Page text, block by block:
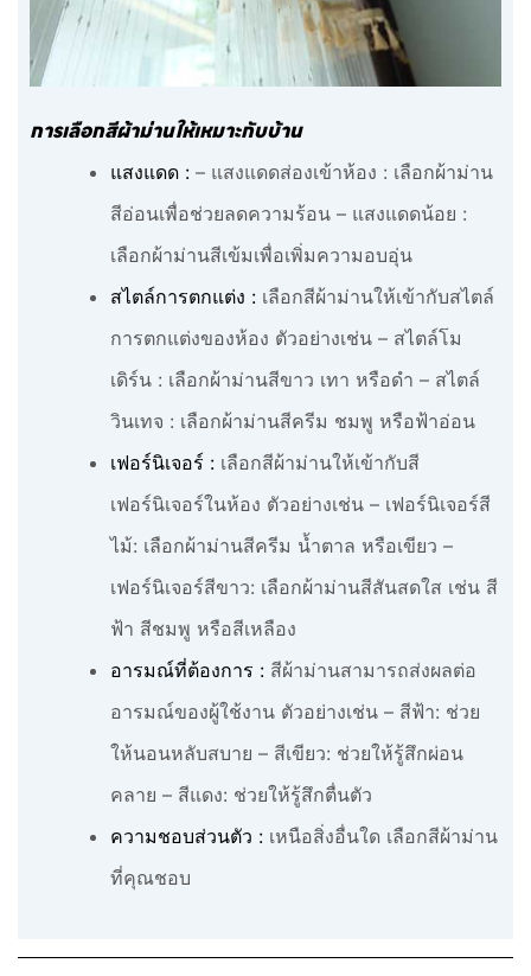
การเลือกสีผ้าม่านให้เหมาะกับบ้าน
แสงแดด : – แสงแดดส่องเข้าห้อง : เลือกผ้าม่าน
สีอ่อนเพื่อช่วยลดความร้อน – แสงแดดน้อย :
เลือกผ้าม่านสีเข้มเพื่อเพิ่มความอบอุ่น
สไตล์การตกแต่ง : เลือกสีผ้าม่านให้เข้ากับสไตล์
การตกแต่งของห้อง ตัวอย่างเช่น – สไตล์โม
เดิร์น : เลือกผ้าม่านสีขาว เทา หรือดำ – สไตล์
วินเทจ : เลือกผ้าม่านสีครีม ชมพู หรือฟ้าอ่อน
เฟอร์นิเจอร์ : เลือกสีผ้าม่านให้เข้ากับสี
เฟอร์นิเจอร์ในห้อง ตัวอย่างเช่น – เฟอร์นิเจอร์สี
ไม้: เลือกผ้าม่านสีครีม น้ำตาล หรือเขียว –
เฟอร์นิเจอร์สีขาว: เลือกผ้าม่านสีสันสดใส เช่น สี
ฟ้า สีชมพู หรือสีเหลือง
อารมณ์ที่ต้องการ : สีผ้าม่านสามารถส่งผลต่อ
อารมณ์ของผู้ใช้งาน ตัวอย่างเช่น – สีฟ้า: ช่วย
ให้นอนหลับสบาย – สีเขียว: ช่วยให้รู้สึกผ่อน
คลาย – สีแดง: ช่วยให้รู้สึกตื่นตัว
ความชอบส่วนตัว : เหนือสิ่งอื่นใด เลือกสีผ้าม่าน
ที่คุณชอบ